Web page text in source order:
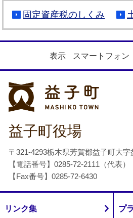
固定資産税のしくみ
表示 スマートフォン
益子町役場
〒321-4293栃木県芳賀郡益子町大字
【電話番号】0285-72-2111（代表）
【Fax番号】0285-72-6430
リンク集 プ